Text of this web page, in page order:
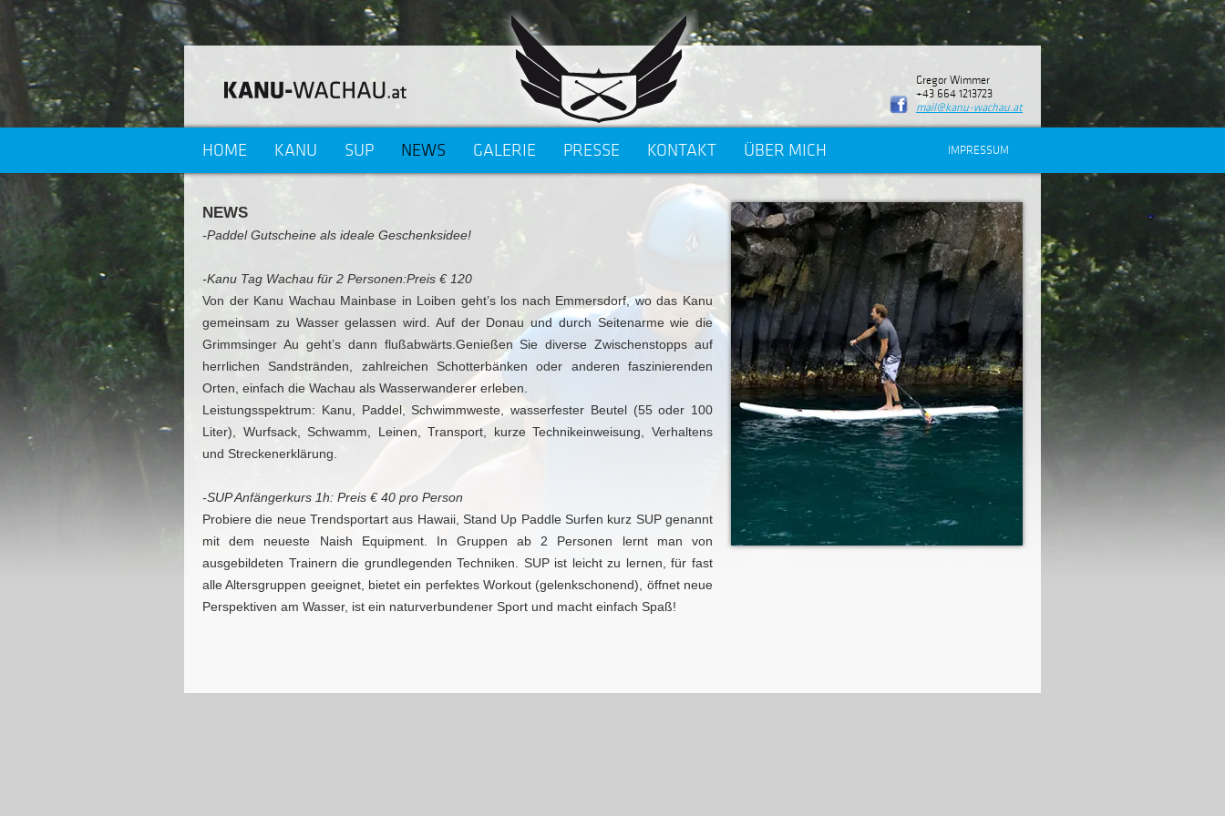
Gregor Wimmer
+43 664 1213723
mail@kanu-wachau.at
HOME KANU SUP NEWS GALERIE PRESSE KONTAKT ÜBER MICH IMPRESSUM
NEWS
-Paddel Gutscheine als ideale Geschenksidee!
-Kanu Tag Wachau für 2 Personen:Preis € 120
Von der Kanu Wachau Mainbase in Loiben geht’s los nach Emmersdorf, wo das Kanu
gemeinsam zu Wasser gelassen wird. Auf der Donau und durch Seitenarme wie die
Grimmsinger Au geht’s dann flußabwärts.Genießen Sie diverse Zwischenstopps auf
herrlichen Sandstränden, zahlreichen Schotterbänken oder anderen faszinierenden
Orten, einfach die Wachau als Wasserwanderer erleben.
Leistungsspektrum: Kanu, Paddel, Schwimmweste, wasserfester Beutel (55 oder 100
Liter), Wurfsack, Schwamm, Leinen, Transport, kurze Technikeinweisung, Verhaltens
und Streckenerklärung.
-SUP Anfängerkurs 1h: Preis € 40 pro Person
Probiere die neue Trendsportart aus Hawaii, Stand Up Paddle Surfen kurz SUP genannt
mit dem neueste Naish Equipment. In Gruppen ab 2 Personen lernt man von
ausgebildeten Trainern die grundlegenden Techniken. SUP ist leicht zu lernen, für fast
alle Altersgruppen geeignet, bietet ein perfektes Workout (gelenkschonend), öffnet neue
Perspektiven am Wasser, ist ein naturverbundener Sport und macht einfach Spaß!